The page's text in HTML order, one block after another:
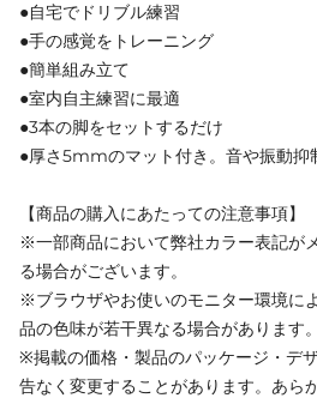
●自宅でドリブル練習
●手の感覚をトレーニング
●簡単組み立て
●室内自主練習に最適
●3本の脚をセットするだけ
●厚さ5mmのマット付き。音や振動抑
【商品の購入にあたっての注意事項】
※一部商品において弊社カラー表記が
る場合がございます。
※ブラウザやお使いのモニター環境に
品の色味が若干異なる場合があります。
※掲載の価格・製品のパッケージ・デ
告なく変更することがあります。あら